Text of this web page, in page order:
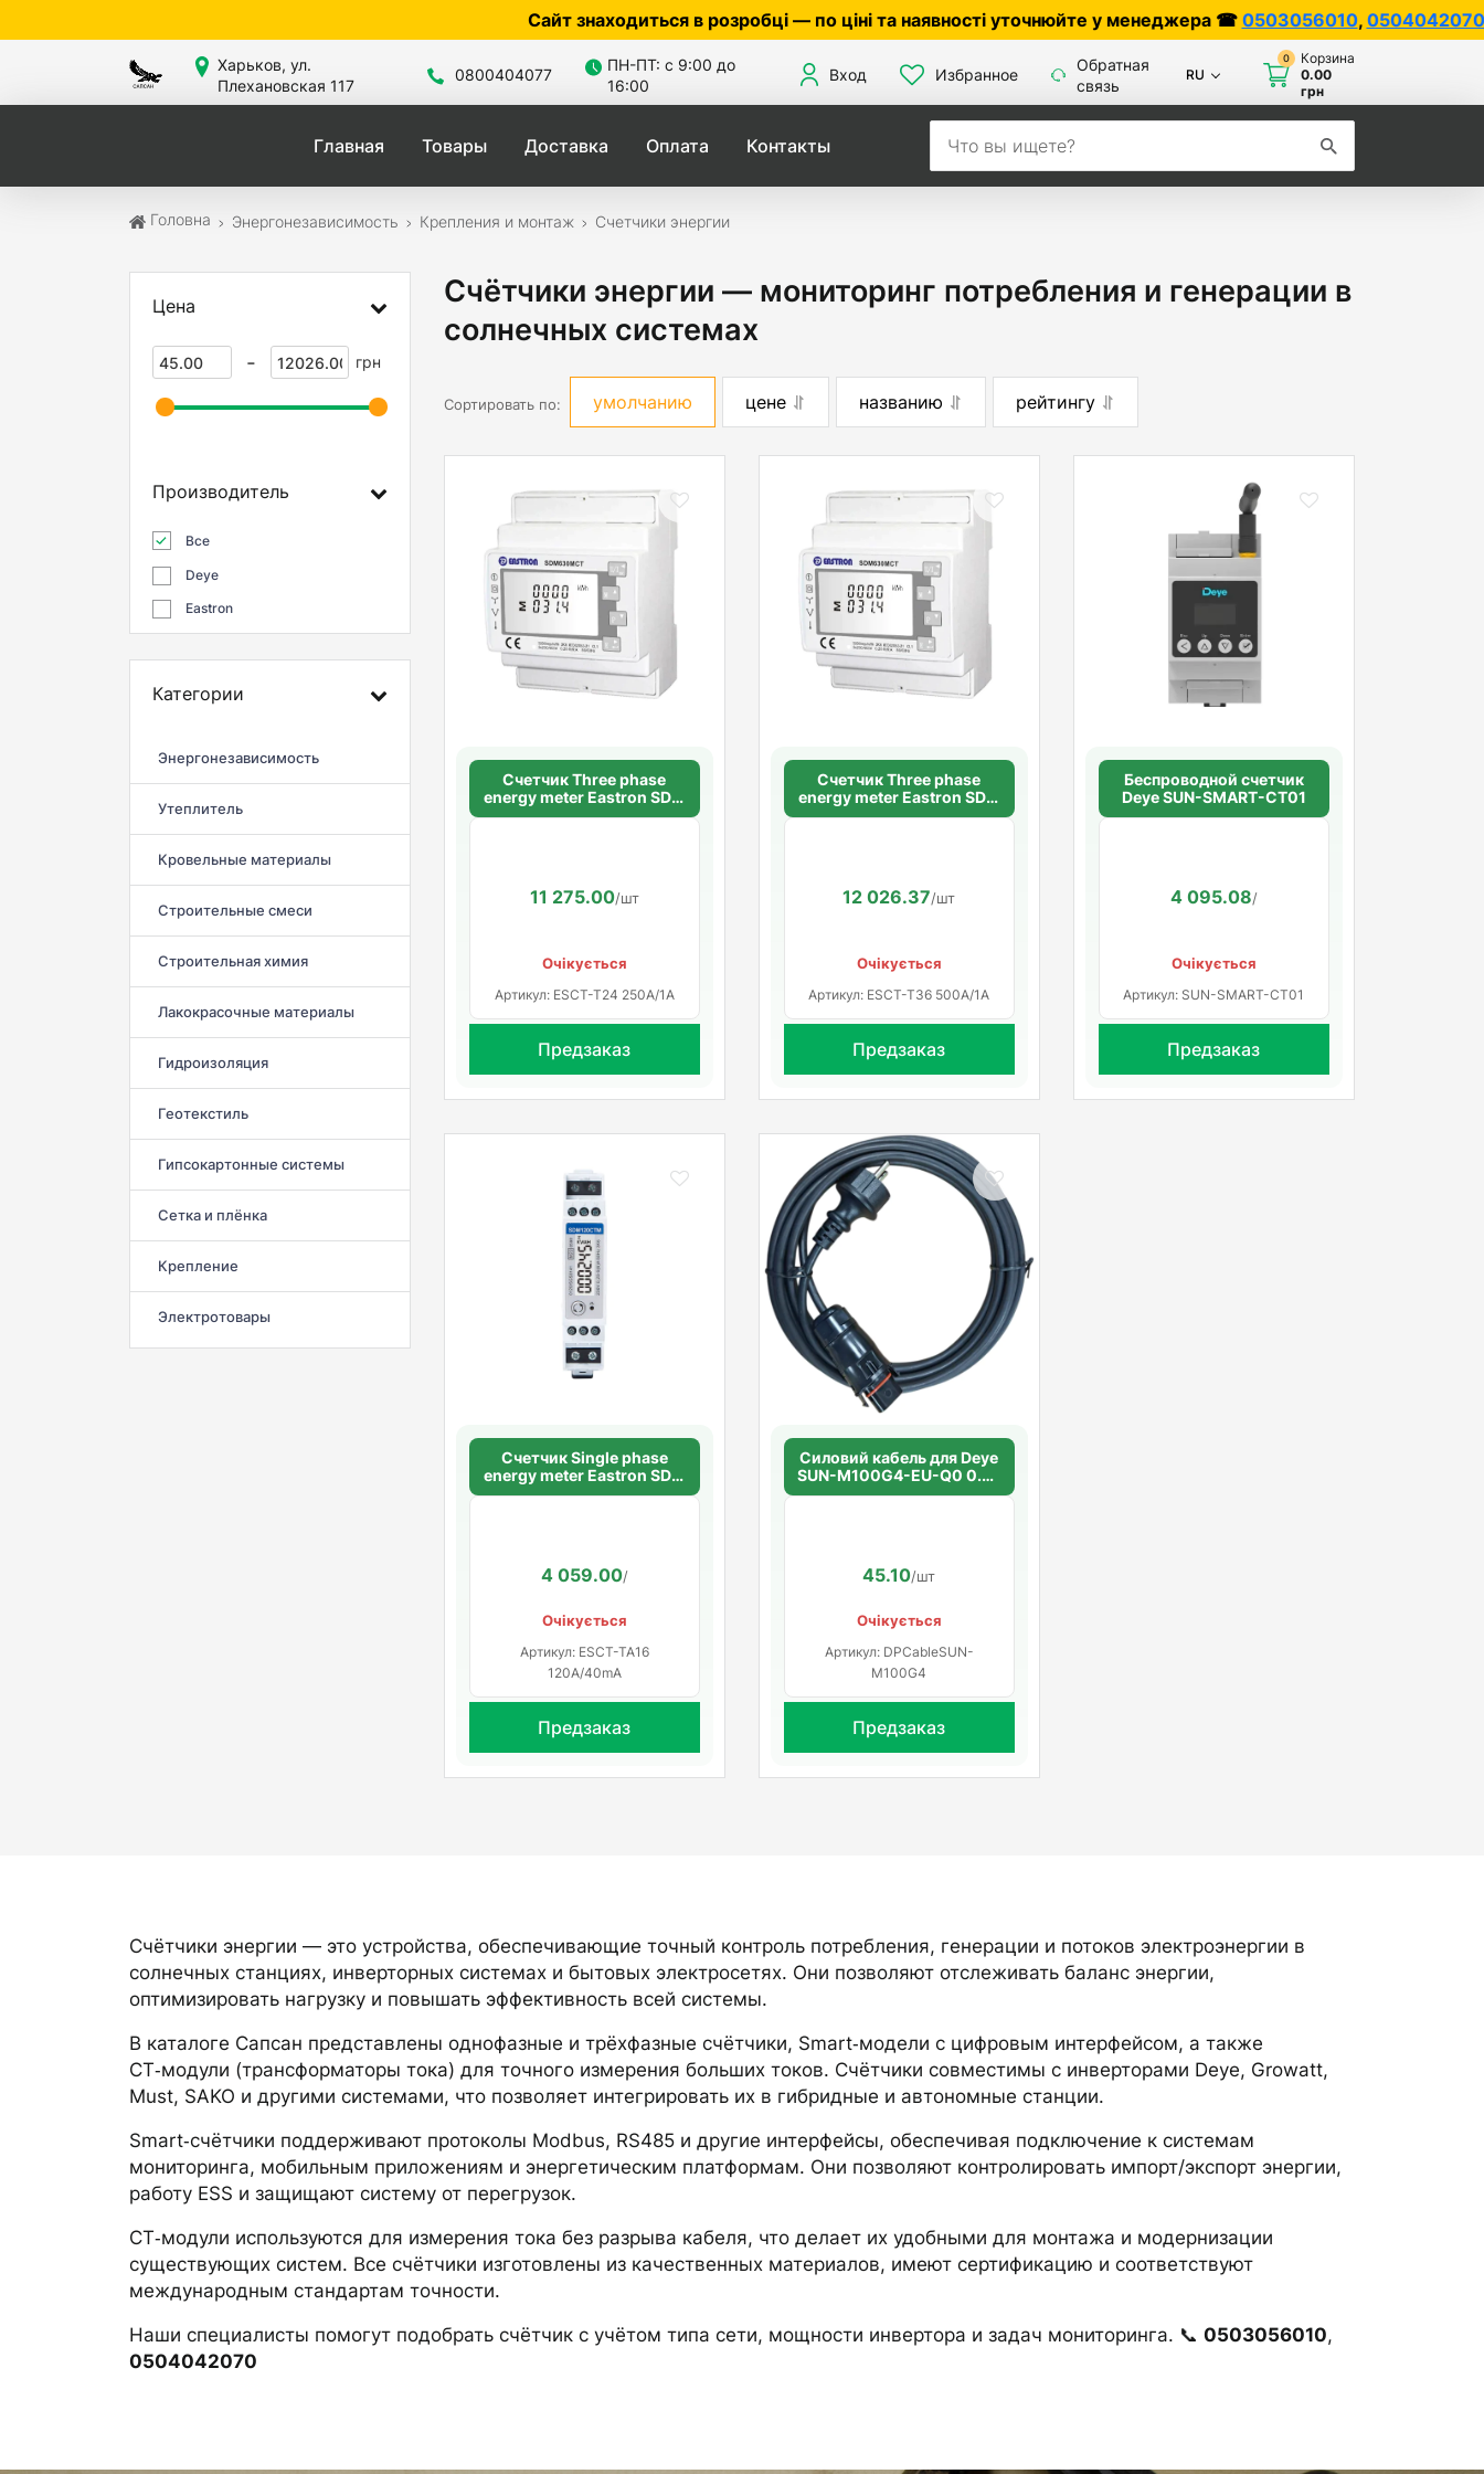
Сайт знаходиться в розробці — по ціні та наявності уточнюйте у менеджера ☎0503056010,0504042070
Харьков, ул.
Плехановская 117
0800404077
ПН-ПТ: с 9:00 до
16:00
Вход Избранное
Обратная
связь
RU
0
Корзина
0.00
грн
Главная Товары Доставка Оплата Контакты
Головна Энергонезависимость Крепления и монтаж Счетчики энергии
Цена
- грн
Производитель
Все
Deye
Eastron
Категории
Энергонезависимость
Утеплитель
Кровельные материалы
Строительные смеси
Строительная химия
Лакокрасочные материалы
Гидроизоляция
Геотекстиль
Гипсокартонные системы
Сетка и плёнка
Крепление
Электротовары
Счётчики энергии — мониторинг потребления и генерации в
солнечных системах
Сортировать по: умолчанию цене названию рейтингу
Счетчик Three phase
energy meter Eastron SDM
630MCT-ETL ESCT-T24
11 275.00/шт
Очікується
Артикул: ESCT-T24 250A/1A
Предзаказ
Счетчик Three phase
energy meter Eastron SDM
630MCT-ETL ESCT-T36
12 026.37/шт
Очікується
Артикул: ESCT-T36 500A/1A
Предзаказ
Беспроводной счетчик
Deye SUN-SMART-CT01
4 095.08/
Очікується
Артикул: SUN-SMART-CT01
Предзаказ
Счетчик Single phase
energy meter Eastron SDM
120CT-M-40mA (ESCT-
4 059.00/
Очікується
Артикул: ESCT-TA16
120A/40mA
Предзаказ
Силовий кабель для Deye
SUN-M100G4-EU-Q0 0.75
мм, 5 м
45.10/шт
Очікується
Артикул: DPCableSUN-
M100G4
Предзаказ
Счётчики энергии — это устройства, обеспечивающие точный контроль потребления, генерации и потоков электроэнергии в
солнечных станциях, инверторных системах и бытовых электросетях. Они позволяют отслеживать баланс энергии,
оптимизировать нагрузку и повышать эффективность всей системы.
В каталоге Сапсан представлены однофазные и трёхфазные счётчики, Smart‑модели с цифровым интерфейсом, а также
CT‑модули (трансформаторы тока) для точного измерения больших токов. Счётчики совместимы с инверторами Deye, Growatt,
Must, SAKO и другими системами, что позволяет интегрировать их в гибридные и автономные станции.
Smart‑счётчики поддерживают протоколы Modbus, RS485 и другие интерфейсы, обеспечивая подключение к системам
мониторинга, мобильным приложениям и энергетическим платформам. Они позволяют контролировать импорт/экспорт энергии,
работу ESS и защищают систему от перегрузок.
CT‑модули используются для измерения тока без разрыва кабеля, что делает их удобными для монтажа и модернизации
существующих систем. Все счётчики изготовлены из качественных материалов, имеют сертификацию и соответствуют
международным стандартам точности.
Наши специалисты помогут подобрать счётчик с учётом типа сети, мощности инвертора и задач мониторинга. 📞 0503056010,
0504042070